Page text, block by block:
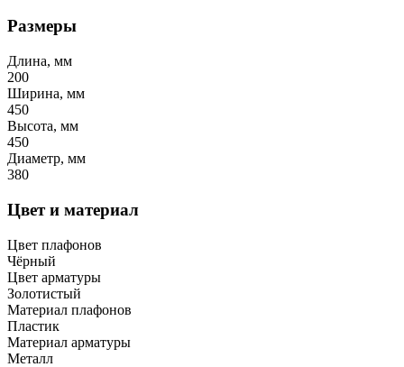
Размеры
Длина, мм
200
Ширина, мм
450
Высота, мм
450
Диаметр, мм
380
Цвет и материал
Цвет плафонов
Чёрный
Цвет арматуры
Золотистый
Материал плафонов
Пластик
Материал арматуры
Металл